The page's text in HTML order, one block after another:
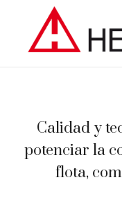
Calidad y
potenciar la
flota,